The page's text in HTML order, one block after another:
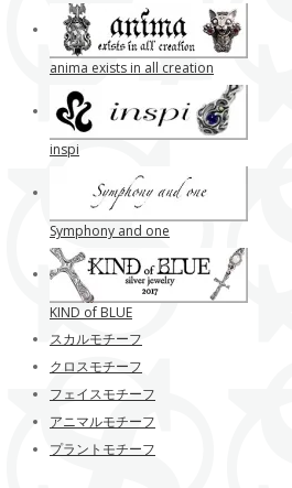
anima exists in all creation
inspi
Symphony and one
KIND of BLUE
スカルモチーフ
クロスモチーフ
フェイスモチーフ
アニマルモチーフ
プラントモチーフ